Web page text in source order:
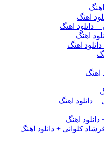
اهنگ
+ دانلود اهنگ
اهنگ
اهنگ
اهنگ
دانلود اهنگ
اهنگ
کلوانی + دانلود اهنگ